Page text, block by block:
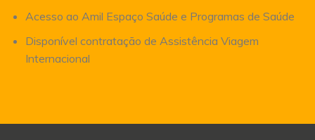
Acesso ao Amil Espaço Saúde e Programas de Saúde
Disponível contratação de Assistência Viagem
Internacional